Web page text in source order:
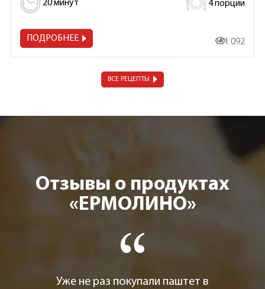
20 минут 4 порции
ПОДРОБНЕЕ 131 092
ВСЕ РЕЦЕПТЫ
Отзывы о продуктах
«ЕРМОЛИНО»
Уже не раз покупали паштет в